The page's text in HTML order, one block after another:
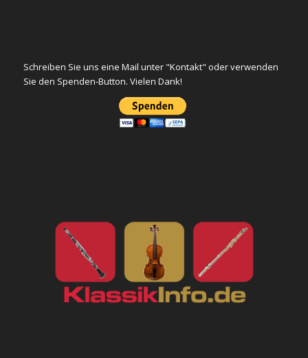
Schreiben Sie uns eine Mail unter "Kontakt" oder verwenden
Sie den Spenden-Button. Vielen Dank!